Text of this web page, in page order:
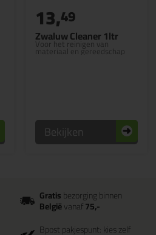
Zwaluw Cleaner 1ltr
Voor het reinigen van
materiaal en gereedschap
13,49
Bekijken
Gratisbezorging binnen
Belgiëvanaf75,-
Bpost pakjespunt: kies zelf